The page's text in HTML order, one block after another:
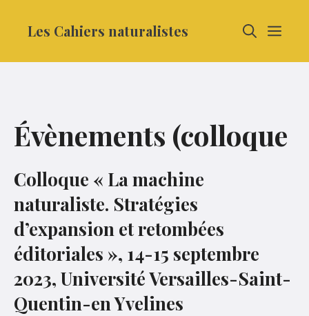
Les Cahiers naturalistes
Évènements (colloque
Colloque « La machine
naturaliste. Stratégies
d’expansion et retombées
éditoriales », 14-15 septembre
2023, Université Versailles-Saint-
Quentin-en Yvelines